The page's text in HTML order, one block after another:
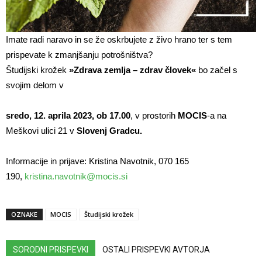
Imate radi naravo in se že oskrbujete z živo hrano ter s tem
prispevate k zmanjšanju potrošništva?
Študijski krožek »Zdrava zemlja – zdrav človek« bo začel s
svojim delom v
sredo, 12. aprila 2023, ob 17.00, v prostorih MOCIS-a na
Meškovi ulici 21 v Slovenj Gradcu.
Informacije in prijave: Kristina Navotnik, 070 165
190, kristina.navotnik@mocis.si
OZNAKE MOCIS Študijski krožek
SORODNI PRISPEVKI OSTALI PRISPEVKI AVTORJA